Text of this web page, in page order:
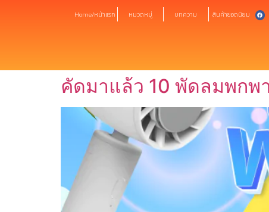
Home/หน้าแรก หมวดหมู่ บทความ สินค้ายอดนิยม
คัดมาแล้ว 10 พัดลมพกพ